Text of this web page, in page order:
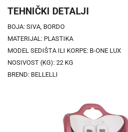
TEHNIČKI DETALJI
BOJA: SIVA, BORDO
MATERIJAL: PLASTIKA
MODEL SEDIŠTA ILI KORPE: B-ONE LUX
NOSIVOST (KG): 22 KG
BREND: BELLELLI